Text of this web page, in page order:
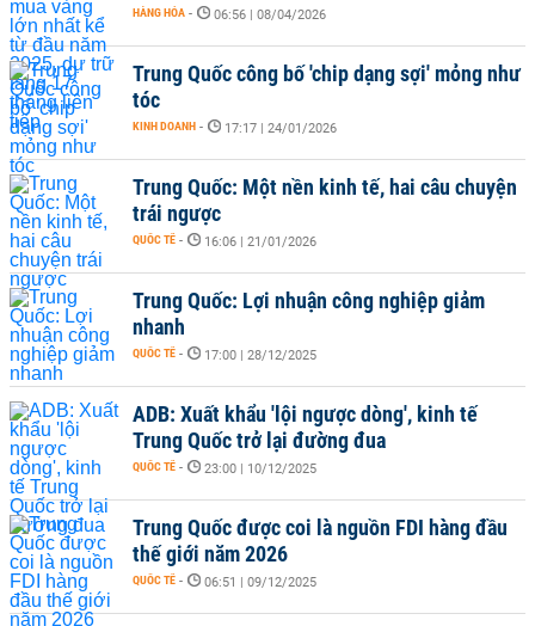
HÀNG HÓA - 06:56 | 08/04/2026
Trung Quốc công bố 'chip dạng sợi' mỏng như
tóc
KINH DOANH - 17:17 | 24/01/2026
Trung Quốc: Một nền kinh tế, hai câu chuyện
trái ngược
QUỐC TẾ - 16:06 | 21/01/2026
Trung Quốc: Lợi nhuận công nghiệp giảm
nhanh
QUỐC TẾ - 17:00 | 28/12/2025
ADB: Xuất khẩu 'lội ngược dòng', kinh tế
Trung Quốc trở lại đường đua
QUỐC TẾ - 23:00 | 10/12/2025
Trung Quốc được coi là nguồn FDI hàng đầu
thế giới năm 2026
QUỐC TẾ - 06:51 | 09/12/2025